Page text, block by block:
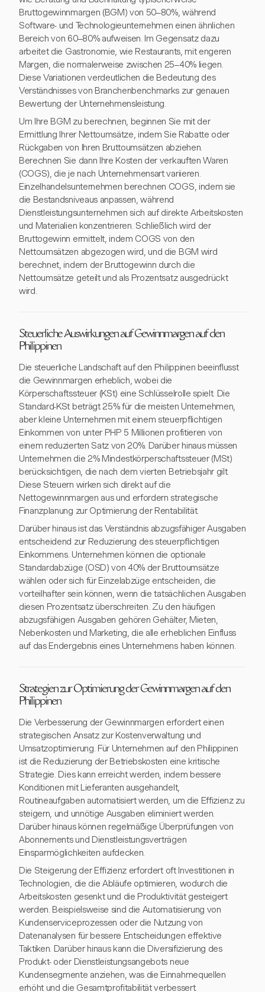
Bruttogewinnmargen (BGM) von 50–80%, während
Software- und Technologieunternehmen einen ähnlichen
Bereich von 60–80% aufweisen. Im Gegensatz dazu
arbeitet die Gastronomie, wie Restaurants, mit engeren
Margen, die normalerweise zwischen 25–40% liegen.
Diese Variationen verdeutlichen die Bedeutung des
Verständnisses von Branchenbenchmarks zur genauen
Bewertung der Unternehmensleistung.
Um Ihre BGM zu berechnen, beginnen Sie mit der
Ermittlung Ihrer Nettoumsätze, indem Sie Rabatte oder
Rückgaben von Ihren Bruttoumsätzen abziehen.
Berechnen Sie dann Ihre Kosten der verkauften Waren
(COGS), die je nach Unternehmensart variieren.
Einzelhandelsunternehmen berechnen COGS, indem sie
die Bestandsniveaus anpassen, während
Dienstleistungsunternehmen sich auf direkte Arbeitskosten
und Materialien konzentrieren. Schließlich wird der
Bruttogewinn ermittelt, indem COGS von den
Nettoumsätzen abgezogen wird, und die BGM wird
berechnet, indem der Bruttogewinn durch die
Nettoumsätze geteilt und als Prozentsatz ausgedrückt
wird.
Steuerliche Auswirkungen auf Gewinnmargen auf den
Philippinen
Die steuerliche Landschaft auf den Philippinen beeinflusst
die Gewinnmargen erheblich, wobei die
Körperschaftssteuer (KSt) eine Schlüsselrolle spielt. Die
Standard-KSt beträgt 25% für die meisten Unternehmen,
aber kleine Unternehmen mit einem steuerpflichtigen
Einkommen von unter PHP 5 Millionen profitieren von
einem reduzierten Satz von 20%. Darüber hinaus müssen
Unternehmen die 2% Mindestkörperschaftssteuer (MSt)
berücksichtigen, die nach dem vierten Betriebsjahr gilt.
Diese Steuern wirken sich direkt auf die
Nettogewinnmargen aus und erfordern strategische
Finanzplanung zur Optimierung der Rentabilität.
Darüber hinaus ist das Verständnis abzugsfähiger Ausgaben
entscheidend zur Reduzierung des steuerpflichtigen
Einkommens. Unternehmen können die optionale
Standardabzüge (OSD) von 40% der Bruttoumsätze
wählen oder sich für Einzelabzüge entscheiden, die
vorteilhafter sein können, wenn die tatsächlichen Ausgaben
diesen Prozentsatz überschreiten. Zu den häufigen
abzugsfähigen Ausgaben gehören Gehälter, Mieten,
Nebenkosten und Marketing, die alle erheblichen Einfluss
auf das Endergebnis eines Unternehmens haben können.
Strategien zur Optimierung der Gewinnmargen auf den
Philippinen
Die Verbesserung der Gewinnmargen erfordert einen
strategischen Ansatz zur Kostenverwaltung und
Umsatzoptimierung. Für Unternehmen auf den Philippinen
ist die Reduzierung der Betriebskosten eine kritische
Strategie. Dies kann erreicht werden, indem bessere
Konditionen mit Lieferanten ausgehandelt,
Routineaufgaben automatisiert werden, um die Effizienz zu
steigern, und unnötige Ausgaben eliminiert werden.
Darüber hinaus können regelmäßige Überprüfungen von
Abonnements und Dienstleistungsverträgen
Einsparmöglichkeiten aufdecken.
Die Steigerung der Effizienz erfordert oft Investitionen in
Technologien, die die Abläufe optimieren, wodurch die
Arbeitskosten gesenkt und die Produktivität gesteigert
werden. Beispielsweise sind die Automatisierung von
Kundenserviceprozessen oder die Nutzung von
Datenanalysen für bessere Entscheidungen effektive
Taktiken. Darüber hinaus kann die Diversifizierung des
Produkt- oder Dienstleistungsangebots neue
Kundensegmente anziehen, was die Einnahmequellen
erhöht und die Gesamtprofitabilität verbessert.